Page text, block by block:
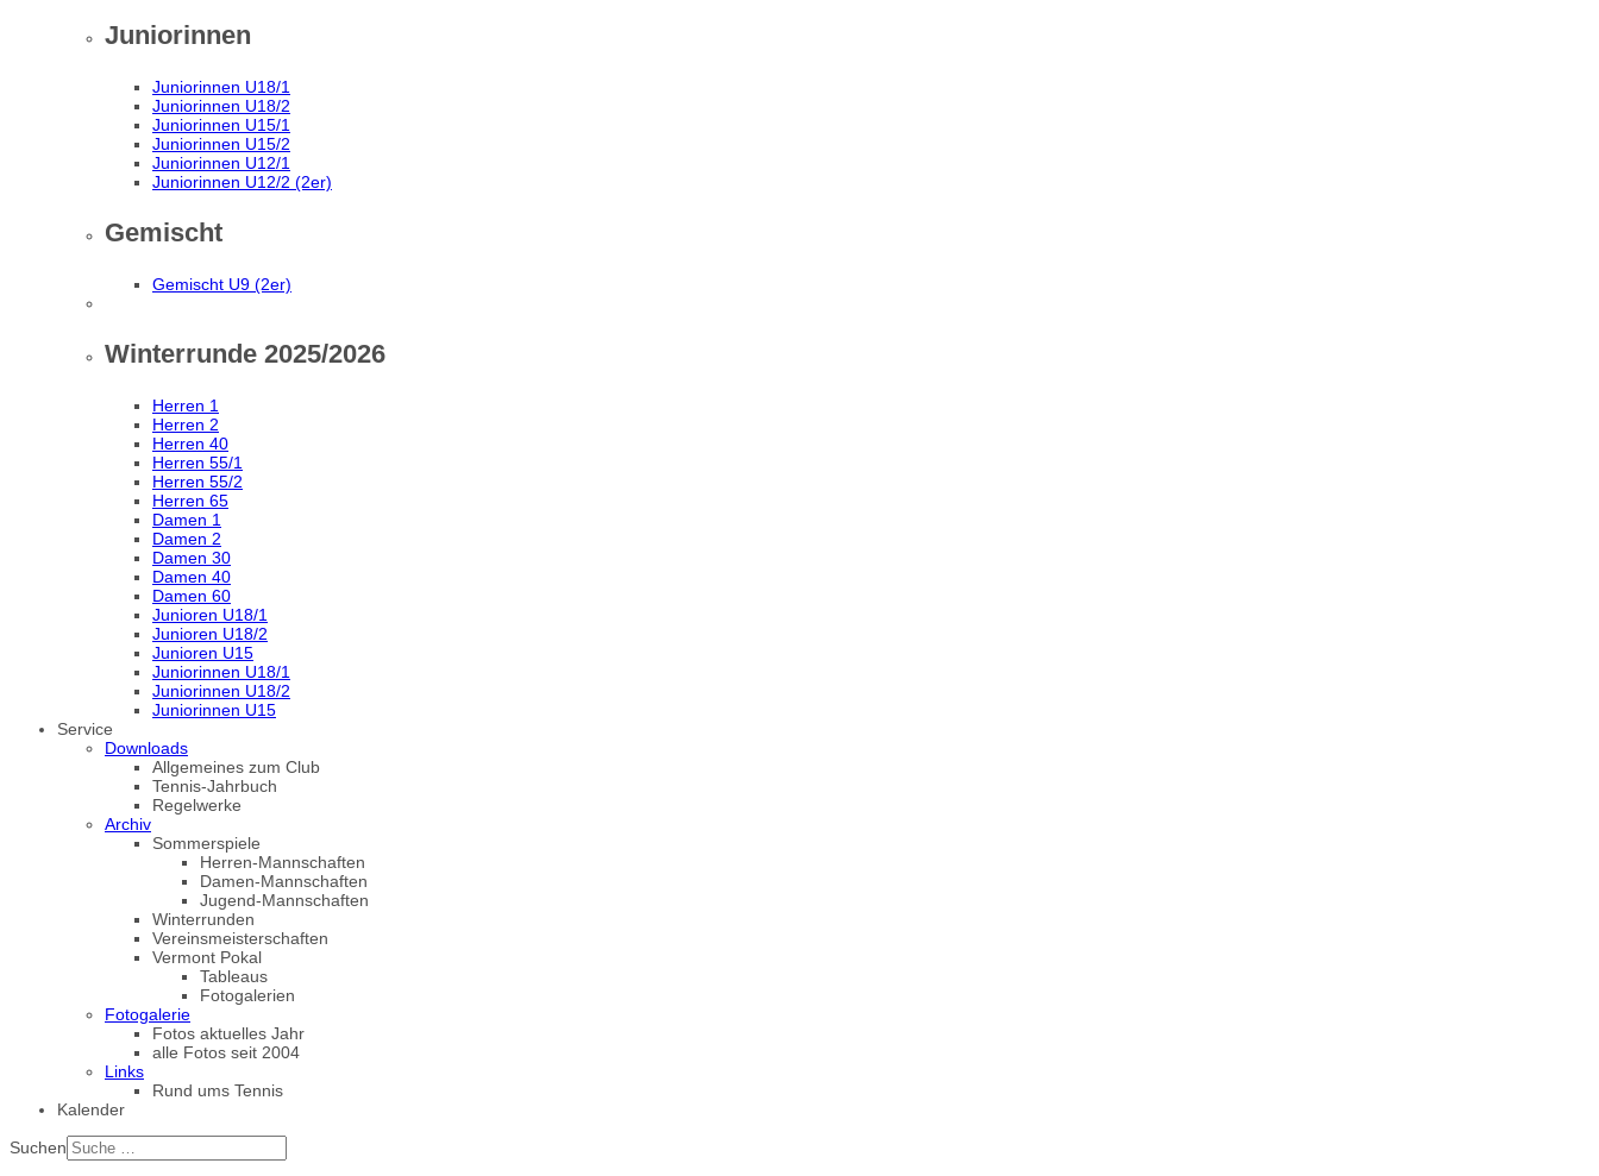
Juniorinnen
Juniorinnen U18/1
Juniorinnen U18/2
Juniorinnen U15/1
Juniorinnen U15/2
Juniorinnen U12/1
Juniorinnen U12/2 (2er)
Gemischt
Gemischt U9 (2er)
Winterrunde 2025/2026
Herren 1
Herren 2
Herren 40
Herren 55/1
Herren 55/2
Herren 65
Damen 1
Damen 2
Damen 30
Damen 40
Damen 60
Junioren U18/1
Junioren U18/2
Junioren U15
Juniorinnen U18/1
Juniorinnen U18/2
Juniorinnen U15
Service
Downloads
Allgemeines zum Club
Tennis-Jahrbuch
Regelwerke
Archiv
Sommerspiele
Herren-Mannschaften
Damen-Mannschaften
Jugend-Mannschaften
Winterrunden
Vereinsmeisterschaften
Vermont Pokal
Tableaus
Fotogalerien
Fotogalerie
Fotos aktuelles Jahr
alle Fotos seit 2004
Links
Rund ums Tennis
Kalender
Suchen